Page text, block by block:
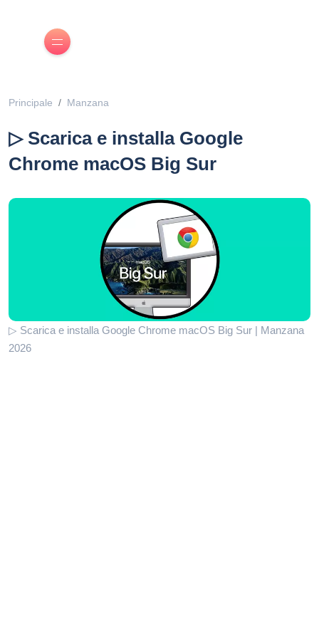
Principale Manzana
▷ Scarica e installa Google
Chrome macOS Big Sur
▷ Scarica e installa Google Chrome macOS Big Sur | Manzana
2026